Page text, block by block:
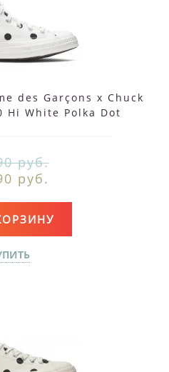
des Garçons x Chuck
Hi White Polka Dot
руб.
руб.